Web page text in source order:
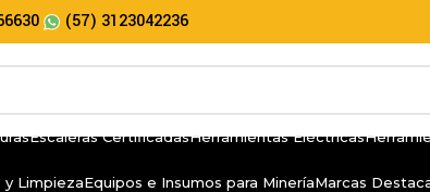
(57) 3123042236
Escaleras CertificadasHerramientas Eléctricas
y LimpiezaEquipos e Insumos para MineríaMarcas